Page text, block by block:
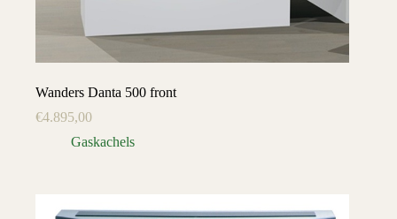
Wanders Danta 500 front
€4.895,00
Gaskachels